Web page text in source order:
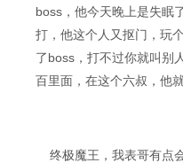
boss，他今天晚上是失眠
打，他这个人又抠门，玩
了boss，打不过你就叫别
百里面，在这个六叔，他
终极魔王，我表哥有点